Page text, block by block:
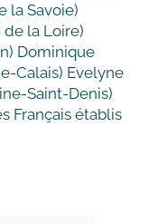
la Savoie)
de la Loire)
Dominique
Calais) Evelyne
Saint-Denis)
Français établis